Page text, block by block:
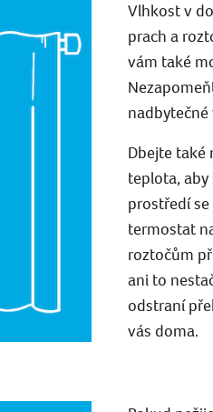
Vlhkost v
prach a
vám také
Dbejte také
teplota,
prostředí
termostat
roztočům
ani to
odstraní
vás doma.